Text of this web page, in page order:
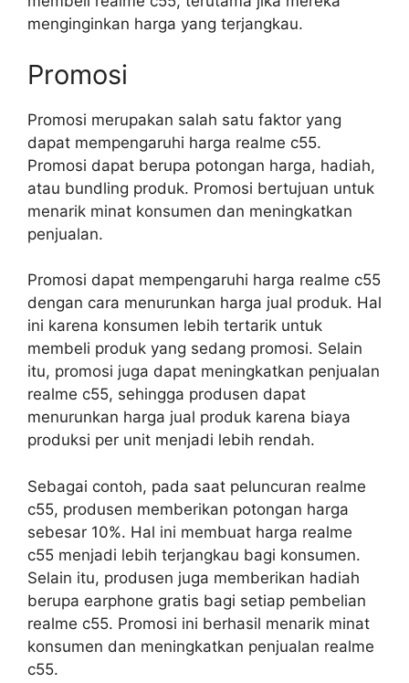
menginginkan harga yang terjangkau.
Promosi
Promosi merupakan salah satu faktor yang
dapat mempengaruhi harga realme c55.
Promosi dapat berupa potongan harga, hadiah,
atau bundling produk. Promosi bertujuan untuk
menarik minat konsumen dan meningkatkan
penjualan.
Promosi dapat mempengaruhi harga realme c55
dengan cara menurunkan harga jual produk. Hal
ini karena konsumen lebih tertarik untuk
membeli produk yang sedang promosi. Selain
itu, promosi juga dapat meningkatkan penjualan
realme c55, sehingga produsen dapat
menurunkan harga jual produk karena biaya
produksi per unit menjadi lebih rendah.
Sebagai contoh, pada saat peluncuran realme
c55, produsen memberikan potongan harga
sebesar 10%. Hal ini membuat harga realme
c55 menjadi lebih terjangkau bagi konsumen.
Selain itu, produsen juga memberikan hadiah
berupa earphone gratis bagi setiap pembelian
realme c55. Promosi ini berhasil menarik minat
konsumen dan meningkatkan penjualan realme
c55.